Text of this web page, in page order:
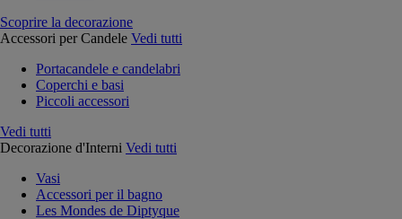
Scoprire la decorazione
Accessori per Candele Vedi tutti
Portacandele e candelabri
Coperchi e basi
Piccoli accessori
Vedi tutti
Decorazione d'Interni Vedi tutti
Vasi
Accessori per il bagno
Les Mondes de Diptyque